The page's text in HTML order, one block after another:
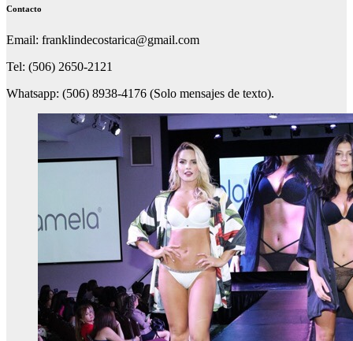
Contacto
Email: franklindecostarica@gmail.com
Tel: (506) 2650-2121
Whatsapp: (506) 8938-4176 (Solo mensajes de texto).